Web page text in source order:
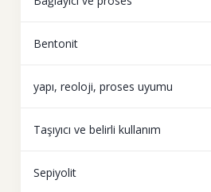
Bentonit
yapı, reoloji, proses uyumu
Taşıyıcı ve belirli kullanım
Sepiyolit